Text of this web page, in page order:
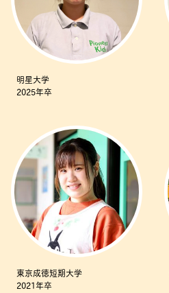
明星大学
2025年卒
東京成徳短期大学
2021年卒